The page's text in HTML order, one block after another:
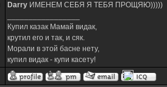
Darry ИМЕНЕМ СЕБЯ Я ТЕБЯ ПРОЩЯЮ)))))
Купил казак Мамай видак,
крутил его и так, и сяк.
Морали в этой басне нету,
купил видак - купи касету!